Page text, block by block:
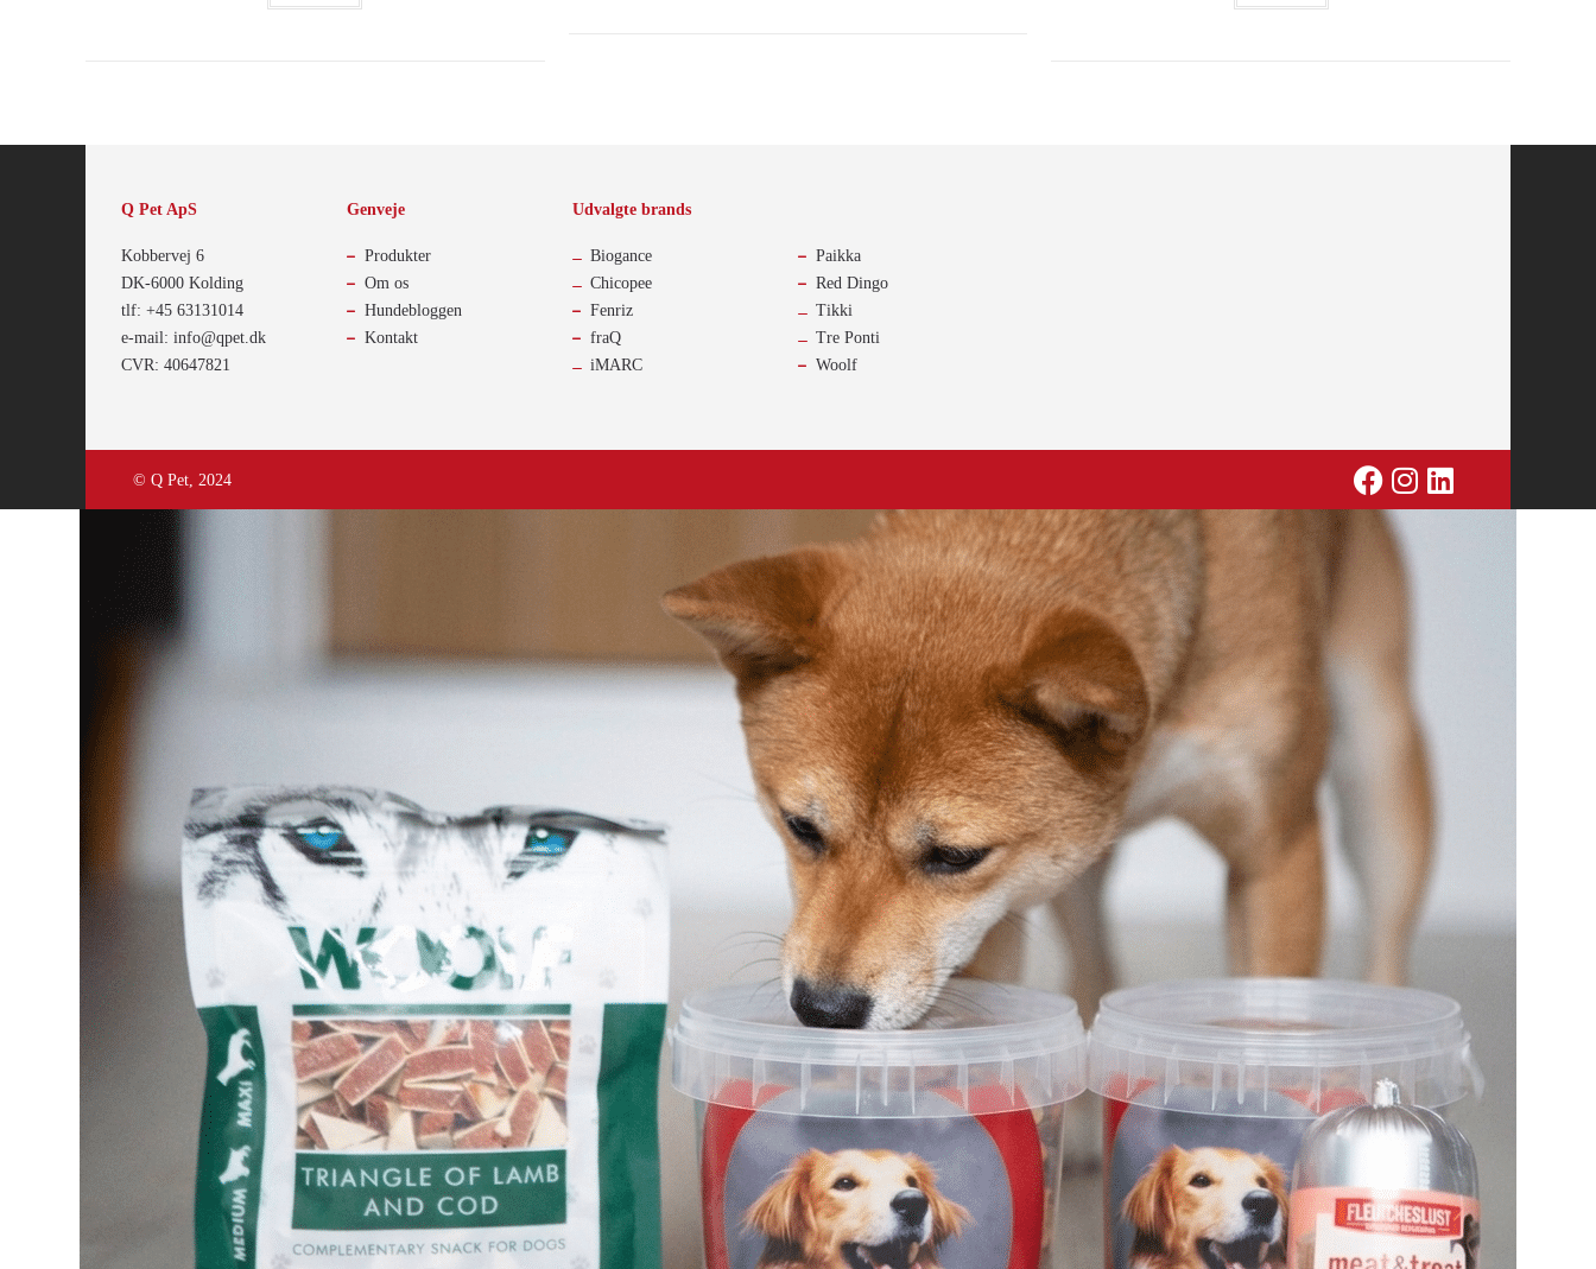
Q Pet ApS
Kobbervej 6
DK-6000 Kolding
tlf: +45 63131014
e-mail: info@qpet.dk
CVR: 40647821
Genveje
Produkter
Om os
Hundebloggen
Kontakt
Udvalgte brands
Biogance
Chicopee
Fenriz
fraQ
iMARC
Paikka
Red Dingo
Tikki
Tre Ponti
Woolf
© Q Pet, 2024